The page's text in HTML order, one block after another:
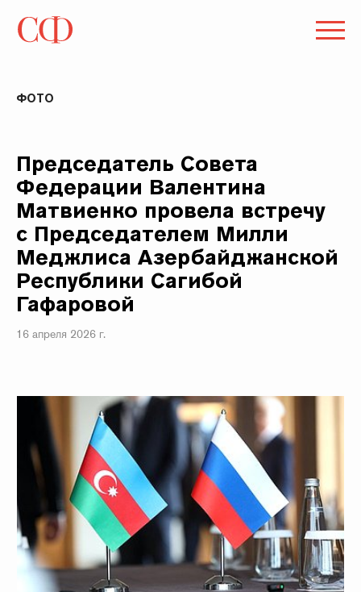
ФОТО
Председатель Совета
Федерации Валентина
Матвиенко провела встречу
с Председателем Милли
Меджлиса Азербайджанской
Республики Сагибой
Гафаровой
16 апреля 2026 г.